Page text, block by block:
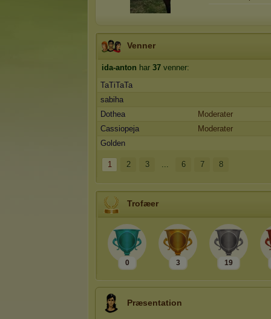
Venner
ida-anton har 37 venner:
TaTiTaTa
sabiha
Dothea
Moderater
Cassiopeja
Moderater
Golden
1 2 3 ... 6 7 8
Trofæer
0 3 19
Præsentation